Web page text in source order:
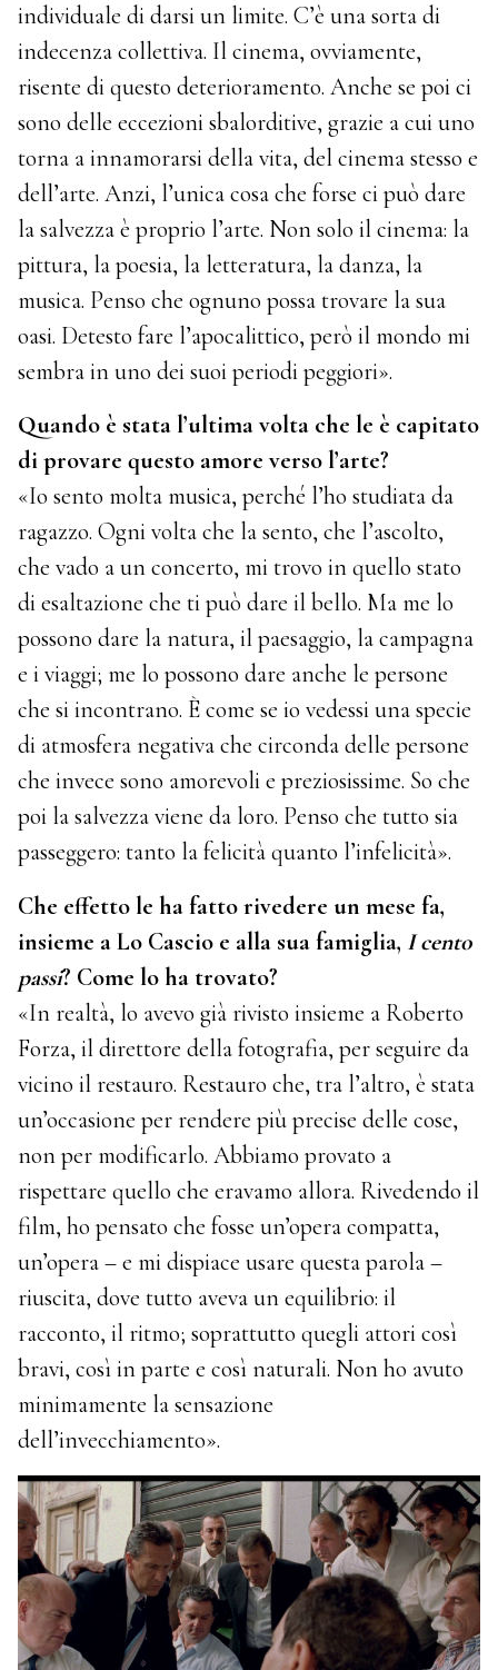
individuale di darsi un limite. C’è una sorta di
indecenza collettiva. Il cinema, ovviamente,
risente di questo deterioramento. Anche se poi ci
sono delle eccezioni sbalorditive, grazie a cui uno
torna a innamorarsi della vita, del cinema stesso e
dell’arte. Anzi, l’unica cosa che forse ci può dare
la salvezza è proprio l’arte. Non solo il cinema: la
pittura, la poesia, la letteratura, la danza, la
musica. Penso che ognuno possa trovare la sua
oasi. Detesto fare l’apocalittico, però il mondo mi
sembra in uno dei suoi periodi peggiori».
Quando è stata l’ultima volta che le è capitato
di provare questo amore verso l’arte?
«Io sento molta musica, perché l’ho studiata da
ragazzo. Ogni volta che la sento, che l’ascolto,
che vado a un concerto, mi trovo in quello stato
di esaltazione che ti può dare il bello. Ma me lo
possono dare la natura, il paesaggio, la campagna
e i viaggi; me lo possono dare anche le persone
che si incontrano. È come se io vedessi una specie
di atmosfera negativa che circonda delle persone
che invece sono amorevoli e preziosissime. So che
poi la salvezza viene da loro. Penso che tutto sia
passeggero: tanto la felicità quanto l’infelicità».
Che effetto le ha fatto rivedere un mese fa,
insieme a Lo Cascio e alla sua famiglia, I cento
passi? Come lo ha trovato?
«In realtà, lo avevo già rivisto insieme a Roberto
Forza, il direttore della fotografia, per seguire da
vicino il restauro. Restauro che, tra l’altro, è stata
un’occasione per rendere più precise delle cose,
non per modificarlo. Abbiamo provato a
rispettare quello che eravamo allora. Rivedendo il
film, ho pensato che fosse un’opera compatta,
un’opera – e mi dispiace usare questa parola –
riuscita, dove tutto aveva un equilibrio: il
racconto, il ritmo; soprattutto quegli attori così
bravi, così in parte e così naturali. Non ho avuto
minimamente la sensazione
dell’invecchiamento».